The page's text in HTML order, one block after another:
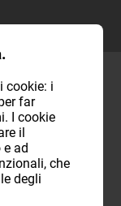
la vostra
Vi preghiamo
di quanto ci
almeno
cookie: i
far
I cookie
il
ad
che
degli